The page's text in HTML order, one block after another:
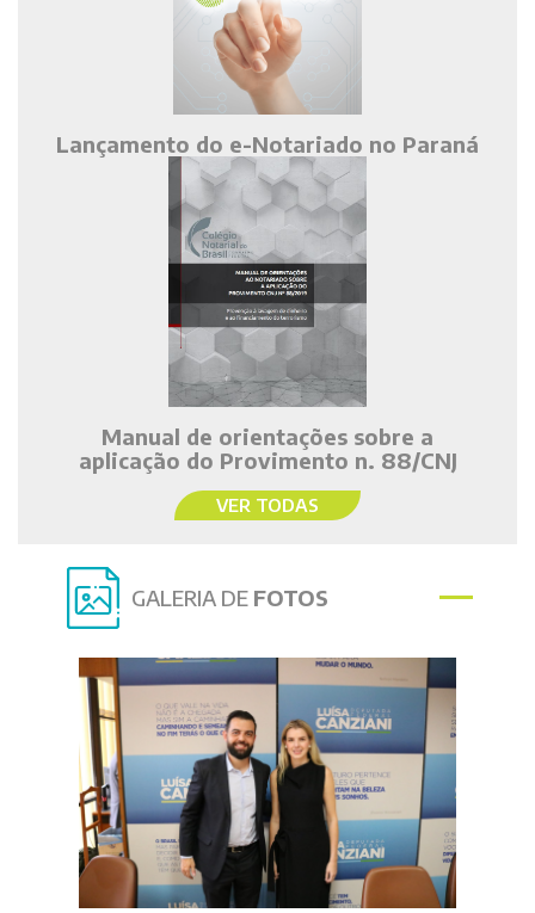
Lançamento do e-Notariado no Paraná
Manual de orientações sobre a
aplicação do Provimento n. 88/CNJ
VER TODAS
GALERIA DE FOTOS